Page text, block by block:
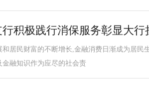
积极践行消保服务彰显大行
和居民财富的不断增长,金融消费日渐成为居民
融知识作为应尽的社会责